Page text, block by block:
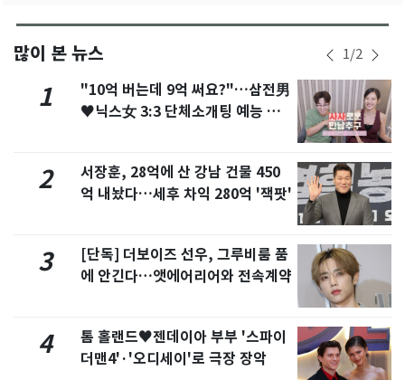
많이 본 뉴스 1/2
1
"10억 버는데 9억 써요?"…삼전男
♥닉스女 3:3 단체소개팅 예능 화
2
서장훈, 28억에 산 강남 건물 450
억 내놨다…세후 차익 280억 '잭팟'
3
[단독] 더보이즈 선우, 그루비룸 품
에 안긴다…앳에어리어와 전속계약
4
톰 홀랜드♥젠데이아 부부 '스파이
더맨4'·'오디세이'로 극장 장악